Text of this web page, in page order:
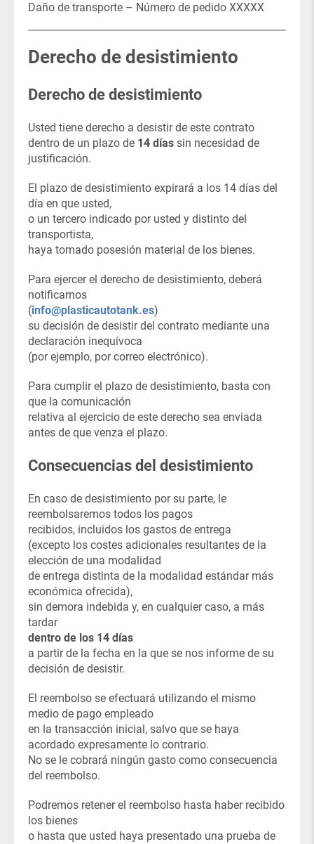
Daño de transporte – Número de pedido XXXXX
Derecho de desistimiento
Derecho de desistimiento
Usted tiene derecho a desistir de este contrato
dentro de un plazo de 14 días sin necesidad de
justificación.
El plazo de desistimiento expirará a los 14 días del
día en que usted,
o un tercero indicado por usted y distinto del
transportista,
haya tomado posesión material de los bienes.
Para ejercer el derecho de desistimiento, deberá
notificarnos
(info@plasticautotank.es)
su decisión de desistir del contrato mediante una
declaración inequívoca
(por ejemplo, por correo electrónico).
Para cumplir el plazo de desistimiento, basta con
que la comunicación
relativa al ejercicio de este derecho sea enviada
antes de que venza el plazo.
Consecuencias del desistimiento
En caso de desistimiento por su parte, le
reembolsaremos todos los pagos
recibidos, incluidos los gastos de entrega
(excepto los costes adicionales resultantes de la
elección de una modalidad
de entrega distinta de la modalidad estándar más
económica ofrecida),
sin demora indebida y, en cualquier caso, a más
tardar
dentro de los 14 días
a partir de la fecha en la que se nos informe de su
decisión de desistir.
El reembolso se efectuará utilizando el mismo
medio de pago empleado
en la transacción inicial, salvo que se haya
acordado expresamente lo contrario.
No se le cobrará ningún gasto como consecuencia
del reembolso.
Podremos retener el reembolso hasta haber recibido
los bienes
o hasta que usted haya presentado una prueba de